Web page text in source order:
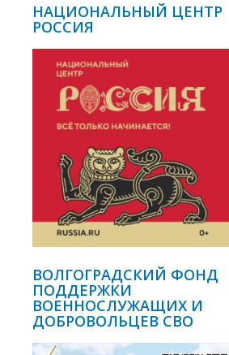
НАЦИОНАЛЬНЫЙ ЦЕНТР
РОССИЯ
ВОЛГОГРАДСКИЙ ФОНД
ПОДДЕРЖКИ
ВОЕННОСЛУЖАЩИХ И
ДОБРОВОЛЬЦЕВ СВО